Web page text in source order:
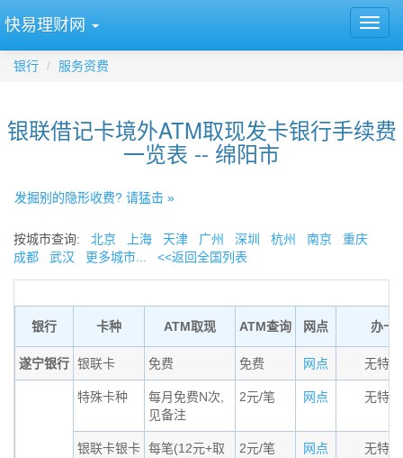
快易理财网
银行 服务资费
银联借记卡境外ATM取现发卡银行手续费
一览表 -- 绵阳市
发掘别的隐形收费? 请猛击 »
按城市查询: 北京 上海 天津 广州 深圳 杭州 南京
重庆
成都
武汉 更多城市... <<返回全国列表
银行 卡种 ATM取现 ATM查询 网点 办卡
遂宁银行 银联卡 免费 免费 网点 无特
特殊卡种
每月免费N次,
见备注
2元/笔 网点 无特
银联卡银卡 每笔(12元+取
2元/笔 网点 无特